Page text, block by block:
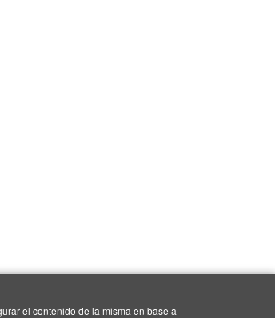
el contenido de la misma en base a